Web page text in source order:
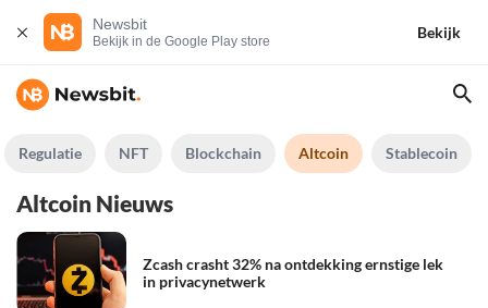
Newsbit
Bekijk in de Google Play store
Bekijk
Regulatie NFT Blockchain Altcoin Stablecoin
Altcoin Nieuws
Zcash crasht 32% na ontdekking ernstige lek
in privacynetwerk